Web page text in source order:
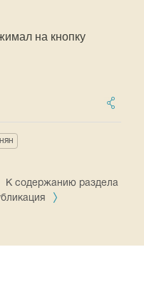
на кнопку
К содержанию раздела